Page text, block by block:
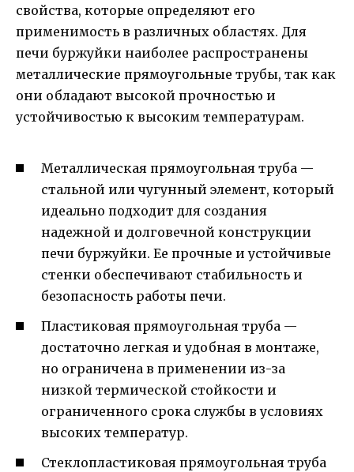
свойства, которые определяют его
применимость в различных областях. Для
печи буржуйки наиболее распространены
металлические прямоугольные трубы, так как
они обладают высокой прочностью и
устойчивостью к высоким температурам.
Металлическая прямоугольная труба —
стальной или чугунный элемент, который
идеально подходит для создания
надежной и долговечной конструкции
печи буржуйки. Ее прочные и устойчивые
стенки обеспечивают стабильность и
безопасность работы печи.
Пластиковая прямоугольная труба —
достаточно легкая и удобная в монтаже,
но ограничена в применении из-за
низкой термической стойкости и
ограниченного срока службы в условиях
высоких температур.
Стеклопластиковая прямоугольная труба